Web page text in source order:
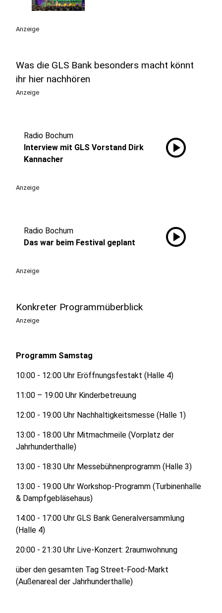
Anzeige
Was die GLS Bank besonders macht könnt
ihr hier nachhören
Anzeige
Radio Bochum
Interview mit GLS Vorstand Dirk
Kannacher
play_circle
Anzeige
Radio Bochum
Das war beim Festival geplant
play_circle
Anzeige
Konkreter Programmüberblick
Anzeige
Programm Samstag
10:00 - 12:00 Uhr Eröffnungsfestakt (Halle 4)
11:00 – 19:00 Uhr Kinderbetreuung
12:00 - 19:00 Uhr Nachhaltigkeitsmesse (Halle 1)
13:00 - 18:00 Uhr Mitmachmeile (Vorplatz der
Jahrhunderthalle)
13:00 - 18:30 Uhr Messebühnenprogramm (Halle 3)
13:00 - 19:00 Uhr Workshop-Programm (Turbinenhalle
& Dampfgebläsehaus)
14:00 - 17:00 Uhr GLS Bank Generalversammlung
(Halle 4)
20:00 - 21:30 Uhr Live-Konzert: 2raumwohnung
über den gesamten Tag Street-Food-Markt
(Außenareal der Jahrhunderthalle)